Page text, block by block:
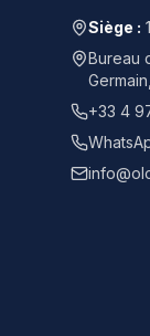
Siège :
Bureau
+33 4